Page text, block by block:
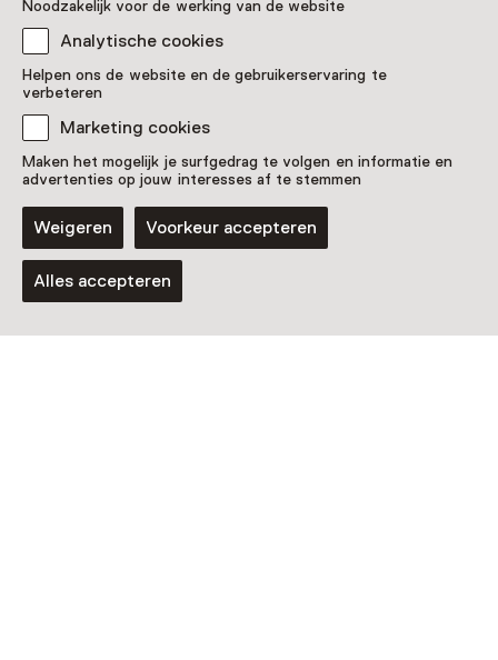
Noodzakelijk voor de werking van de website
Analytische cookies
Helpen ons de website en de gebruikerservaring te
verbeteren
Marketing cookies
Maken het mogelijk je surfgedrag te volgen en informatie en
advertenties op jouw interesses af te stemmen
Weigeren Voorkeur accepteren
Alles accepteren
Canon van Nederland
Voor 5 t/m 18 jaar en volwassenen